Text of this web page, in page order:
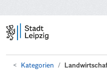
Kategorien